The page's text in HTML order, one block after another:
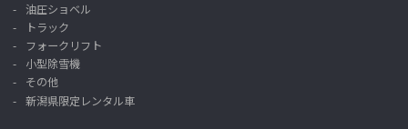
油圧ショベル
トラック
フォークリフト
小型除雪機
その他
新潟県限定レンタル車